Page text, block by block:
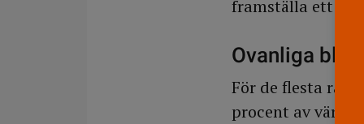
framställa ett
Ovanliga
För de flesta
procent av